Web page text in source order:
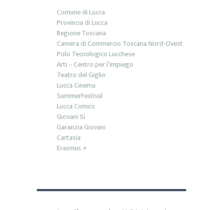
Comune di Lucca
Provincia di Lucca
Regione Toscana
Camera di Commercio Toscana Nord-Ovest
Polo Tecnologico Lucchese
Arti – Centro per l’Impiego
Teatro del Giglio
Lucca Cinema
SummerFestival
Lucca Comics
Giovani Sì
Garanzia Giovani
Cartasia
Erasmus +